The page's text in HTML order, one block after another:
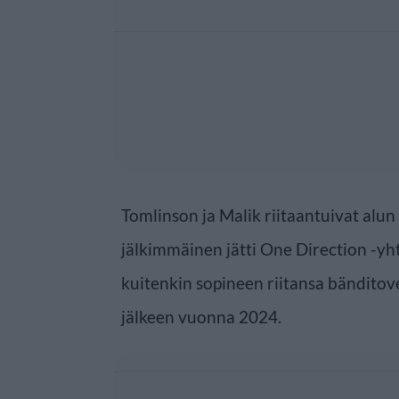
Tomlinson ja Malik riitaantuivat
jälkimmäinen jätti One Direction -
kuitenkin sopineen riitansa
jälkeen vuonna 2024.